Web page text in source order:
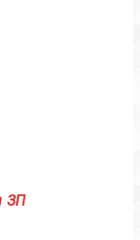
ЗП